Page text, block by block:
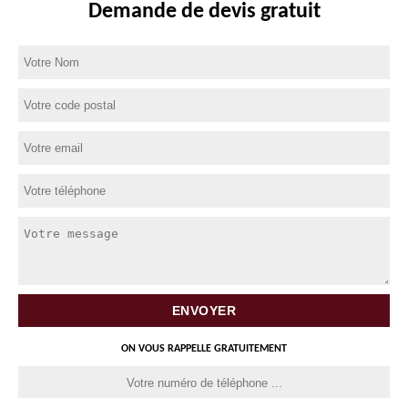
Demande de devis gratuit
ON VOUS RAPPELLE GRATUITEMENT